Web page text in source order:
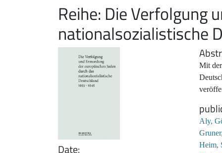
Reihe: Die Verfolgung
nationalsozialistische
Date
Mit
Aly,
Heim,